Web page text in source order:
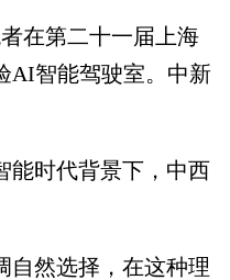
在第二十一届上海
AI智能驾驶室。中新
时代背景下，中西
然选择，在这种理